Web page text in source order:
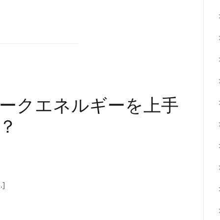
クエネルギーを上手